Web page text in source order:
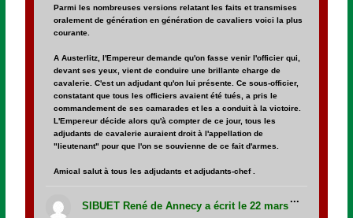
Parmi les nombreuses versions relatant les faits et transmises
oralement de génération en génération de cavaliers voici la plus
courante.
A Austerlitz, l'Empereur demande qu'on fasse venir l'officier qui,
devant ses yeux, vient de conduire une brillante charge de
cavalerie. C'est un adjudant qu'on lui présente. Ce sous-officier,
constatant que tous les officiers avaient été tués, a pris le
commandement de ses camarades et les a conduit à la victoire.
L'Empereur décide alors qu'à compter de ce jour, tous les
adjudants de cavalerie auraient droit à l'appellation de
"lieutenant" pour que l'on se souvienne de ce fait d'armes.
Amical salut à tous les adjudants et adjudants-chef .
SIBUET Renéde Annecy a écrit le 22 mars
...cette